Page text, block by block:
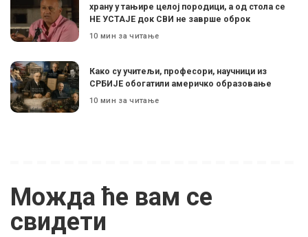
храну у тањире целој породици, а од стола се
НЕ УСТАЈЕ док СВИ не заврше оброк
10 мин за читање
Како су учитељи, професори, научници из
СРБИЈЕ обогатили америчко образовање
10 мин за читање
Можда ће вам се
свидети